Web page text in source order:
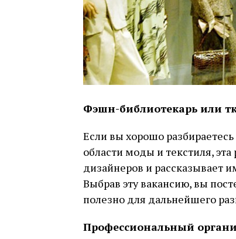
Фэшн-библиотекарь или
Если вы хорошо
области моды и текстиля,
дизайнеров и рассказывает
Выбрав эту вакансию, вы
полезно для дальнейшего
Профессиональный